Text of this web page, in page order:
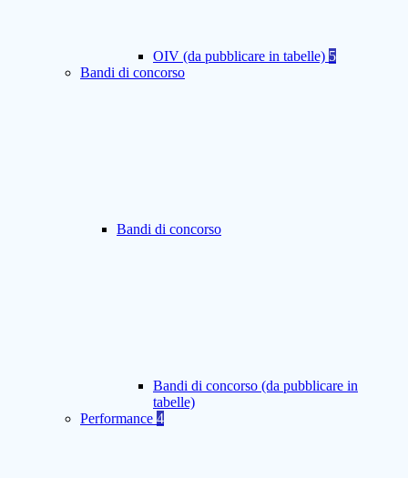
OIV (da pubblicare in tabelle) 5
Bandi di concorso
Bandi di concorso
Bandi di concorso (da pubblicare in
tabelle)
Performance 4